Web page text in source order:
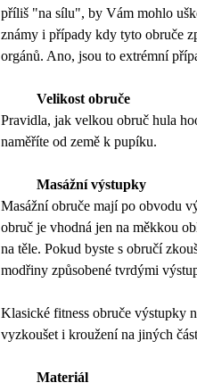
příliš "na sílu", by Vám mohlo
známy i případy kdy tyto obruče
orgánů. Ano, jsou to extrémní
	Velikost obruče
Pravidla, jak velkou obruč hula
naměříte od země k pupíku.
	Masážní výstupky
Masážní obruče mají po obvodu
obruč je vhodná jen na měkkou
na těle. Pokud byste s obručí
modřiny způsobené tvrdými
Klasické fitness obruče výstupky
vyzkoušet i kroužení na jiných
	Materiál